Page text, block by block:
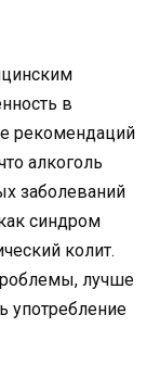
в
рекомендаций
алкоголь
заболеваний
синдром
колит.
лучше
употребление